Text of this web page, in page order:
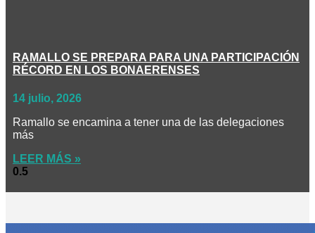
RAMALLO SE PREPARA PARA UNA PARTICIPACIÓN
RÉCORD EN LOS BONAERENSES
14 julio, 2026
Ramallo se encamina a tener una de las delegaciones
más
LEER MÁS »